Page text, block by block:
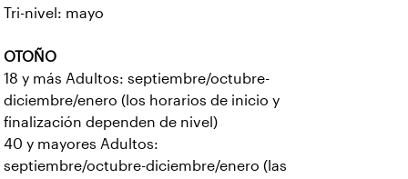
Tri-nivel: mayo
OTOÑO
18 y más Adultos: septiembre/octubre-
diciembre/enero (los horarios de inicio y
finalización dependen de nivel)
40 y mayores Adultos:
septiembre/octubre-diciembre/enero (las